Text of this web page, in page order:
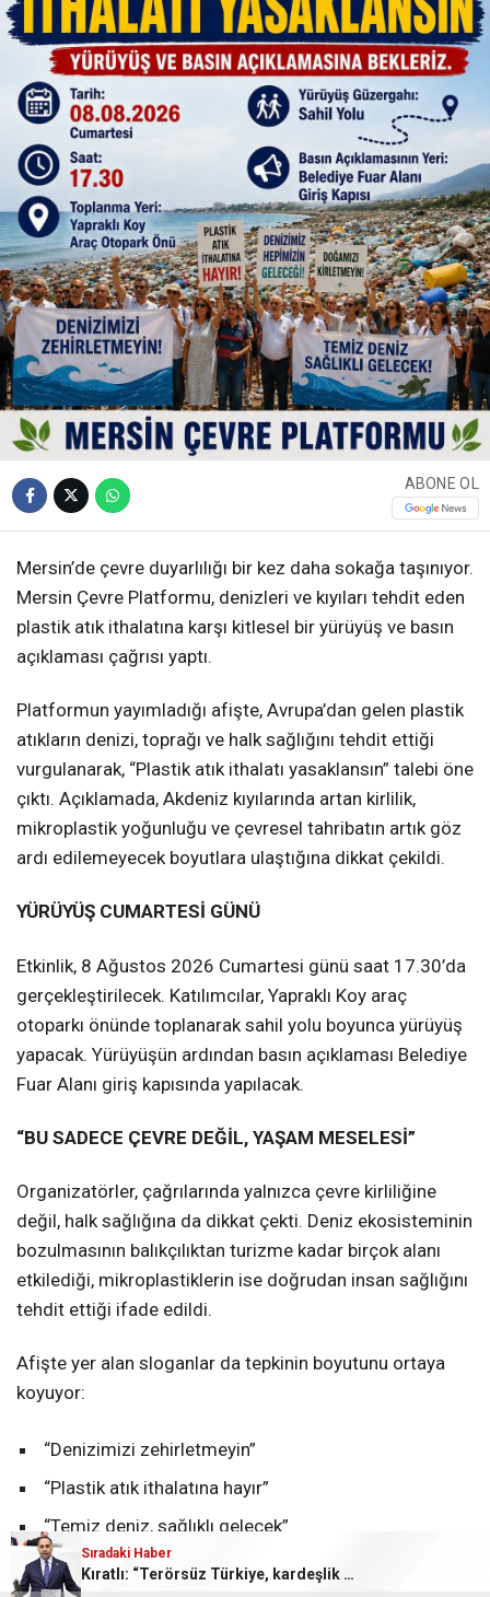
Sıradaki Haber
MERSİN’DE ‘PLASTİK ATIK’A KİTLESEL TEPKİ: SAHİLE YÜRÜYÜŞ ÇAĞRISI
ABONE OL
Mersin’de çevre duyarlılığı bir kez daha sokağa taşınıyor.
Mersin Çevre Platformu, denizleri ve kıyıları tehdit eden
plastik atık ithalatına karşı kitlesel bir yürüyüş ve basın
açıklaması çağrısı yaptı.
Platformun yayımladığı afişte, Avrupa’dan gelen plastik
atıkların denizi, toprağı ve halk sağlığını tehdit ettiği
vurgulanarak, “Plastik atık ithalatı yasaklansın” talebi öne
çıktı. Açıklamada, Akdeniz kıyılarında artan kirlilik,
mikroplastik yoğunluğu ve çevresel tahribatın artık göz
ardı edilemeyecek boyutlara ulaştığına dikkat çekildi.
YÜRÜYÜŞ CUMARTESİ GÜNÜ
Etkinlik, 8 Ağustos 2026 Cumartesi günü saat 17.30’da
gerçekleştirilecek. Katılımcılar, Yapraklı Koy araç
otoparkı önünde toplanarak sahil yolu boyunca yürüyüş
yapacak. Yürüyüşün ardından basın açıklaması Belediye
Fuar Alanı giriş kapısında yapılacak.
“BU SADECE ÇEVRE DEĞİL, YAŞAM MESELESİ”
Organizatörler, çağrılarında yalnızca çevre kirliliğine
değil, halk sağlığına da dikkat çekti. Deniz ekosisteminin
bozulmasının balıkçılıktan turizme kadar birçok alanı
etkilediği, mikroplastiklerin ise doğrudan insan sağlığını
tehdit ettiği ifade edildi.
Afişte yer alan sloganlar da tepkinin boyutunu ortaya
koyuyor:
“Denizimizi zehirletmeyin”
“Plastik atık ithalatına hayır”
“Temiz deniz, sağlıklı gelecek”
GENİŞ KATILIM BEKLENİYOR
Sıradaki Haber
Kıratlı: “Terörsüz Türkiye, kardeşlik ve güçlü gelecek demektir”